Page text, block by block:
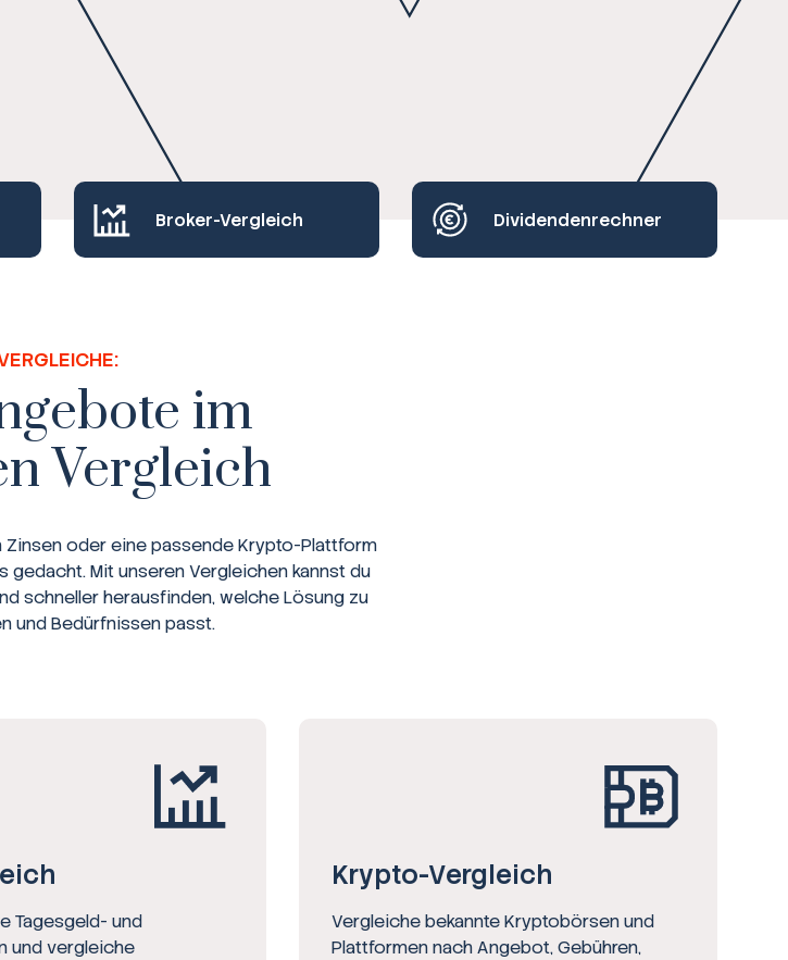
Broker-Vergleich Dividendenrechner
im
Vergleich
Zinsen oder eine passende Krypto-Plattform
Mit unseren Vergleichen kannst du
schneller herausfinden, welche Lösung zu
und Bedürfnissen passt.
Tagesgeld- und
und vergleiche
Krypto-Vergleich
Vergleiche bekannte Kryptobörsen und
Plattformen nach Angebot, Gebühren,